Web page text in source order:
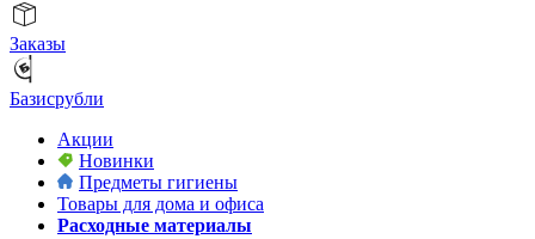
Заказы
Базисрубли
Акции
Новинки
Предметы гигиены
Товары для дома и офиса
Расходные материалы